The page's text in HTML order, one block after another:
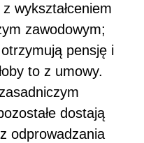
wykształceniem
zawodowym;
pensję i
to z umowy.
dostają
odprowadzania